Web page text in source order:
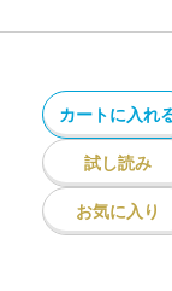
カートに入れ
試し読み
お気に入り